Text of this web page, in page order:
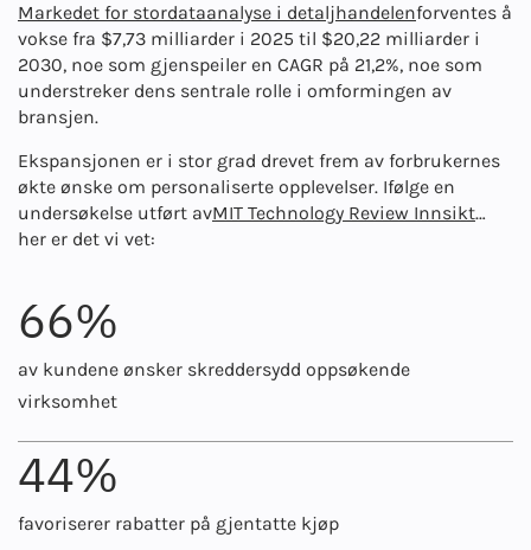
Markedet for stordataanalyse i detaljhandelenforventes å
vokse fra $7,73 milliarder i 2025 til $20,22 milliarder i
2030, noe som gjenspeiler en CAGR på 21,2%, noe som
understreker dens sentrale rolle i omformingen av
bransjen.
Ekspansjonen er i stor grad drevet frem av forbrukernes
økte ønske om personaliserte opplevelser. Ifølge en
undersøkelse utført avMIT Technology Review Innsikt…
her er det vi vet:
66%
av kundene ønsker skreddersydd oppsøkende
virksomhet
44%
favoriserer rabatter på gjentatte kjøp